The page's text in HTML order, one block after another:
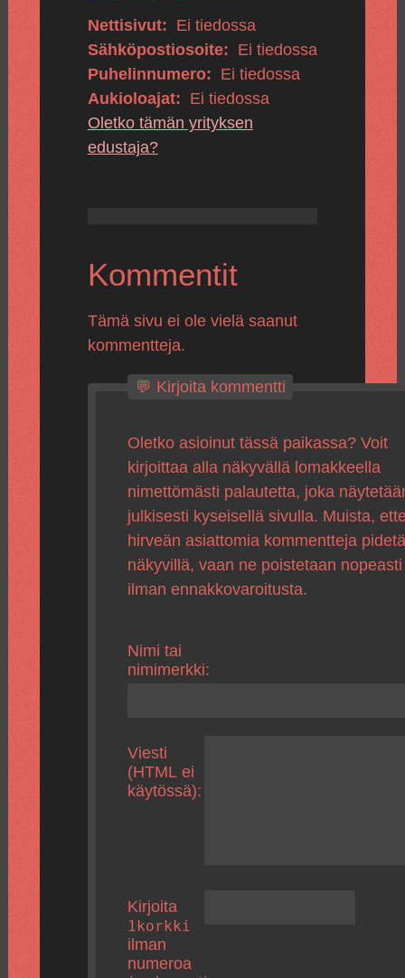
Nettisivut: Ei tiedossa
Sähköpostiosoite: Ei tiedossa
Puhelinnumero: Ei tiedossa
Aukioloajat: Ei tiedossa
Oletko tämän yrityksen
edustaja?
Kommentit
Tämä sivu ei ole vielä saanut
kommentteja.
💬 Kirjoita kommentti
Oletko asioinut tässä paikassa? Voit
kirjoittaa alla näkyvällä lomakkeella
nimettömästi palautetta, joka
julkisesti kyseisellä sivulla. Muista,
hirveän asiattomia kommentteja pidetä
näkyvillä, vaan ne poistetaan
ilman ennakkovaroitusta.
Nimi tai
nimimerkki:
Viesti
(HTML ei
käytössä):
Kirjoita
1korkki
ilman
numeroa